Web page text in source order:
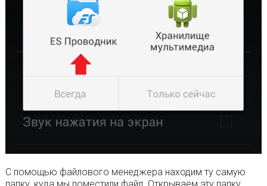
С помощью файлового менеджера находим ту самую